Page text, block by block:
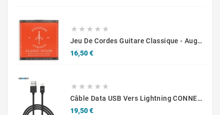
    
Jeu De Cordes Guitare Classique - Augustine Standard Rouge Tirant Normal
16,50 €Prix
    
Câble Data USB Vers Lightning CONNECT MC-CLN5 12W (2m) Noir
19,50 €Prix